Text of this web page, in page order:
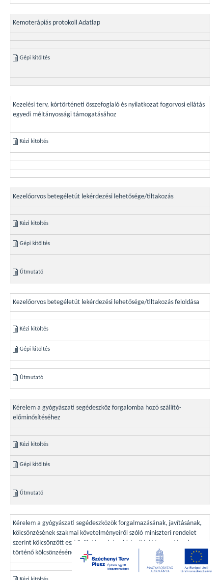
Kemoterápiás protokoll Adatlap
Gépi kitöltés
Kezelési terv, kórtörténeti összefoglaló és nyilatkozat fogorvosi ellátás
egyedi méltányossági támogatásához
Kézi kitöltés
Kezelőorvos betegéletút lekérdezési lehetősége/tiltakozás
Kézi kitöltés
Gépi kitöltés
Útmutató
Kezelőorvos betegéletút lekérdezési lehetősége/tiltakozás feloldása
Kézi kitöltés
Gépi kitöltés
Útmutató
Kérelem a gyógyászati segédeszköz forgalomba hozó szállító-
előminősítéséhez
Kézi kitöltés
Gépi kitöltés
Útmutató
Kérelem a gyógyászati segédeszközök forgalmazásának, javításának,
kölcsönzésének szakmai követelményeiről szóló miniszteri rendelet
szerint kölcsönzött eszközök társadalombiztosítási támogatással
történő kölcsönzésének igényléséhez